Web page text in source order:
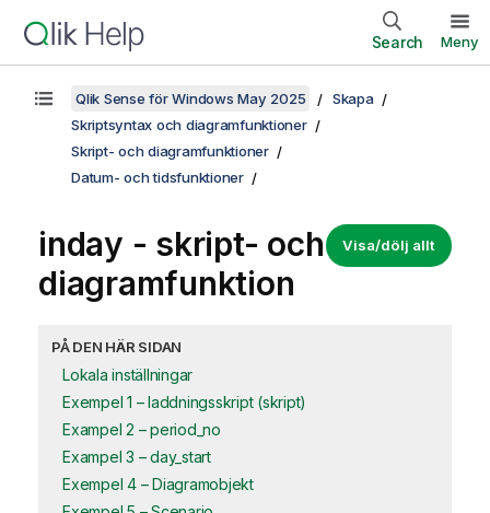
Search Meny
Qlik Sense för Windows May 2025
Skapa
Skriptsyntax och diagramfunktioner
Skript- och diagramfunktioner
Datum- och tidsfunktioner
Visa/dölj allt
inday - skript- och
diagramfunktion
PÅ DEN HÄR SIDAN
Lokala inställningar
Exempel 1 – laddningsskript (skript)
Exampel 2 – period_no
Exampel 3 – day_start
Exempel 4 – Diagramobjekt